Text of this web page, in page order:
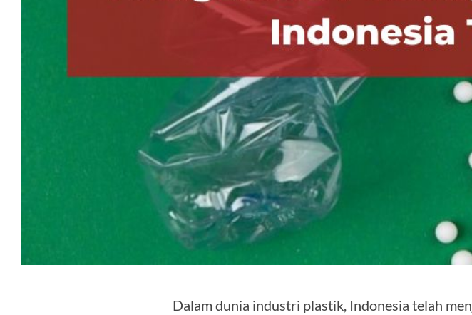
Dalam dunia industri plastik, Indonesia telah